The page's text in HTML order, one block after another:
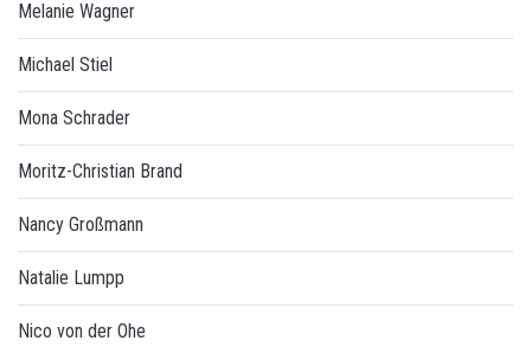
Melanie Wagner
Michael Stiel
Mona Schrader
Moritz-Christian Brand
Nancy Großmann
Natalie Lumpp
Nico von der Ohe